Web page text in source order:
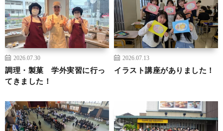
2026.07.30
調理・製菓 学外実習に行っ
てきました！
2026.07.13
イラスト講座がありました！